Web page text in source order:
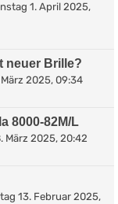
1. April 2025,
neuer Brille?
2025, 09:34
8000-82M/L
März 2025, 20:42
13. Februar 2025,